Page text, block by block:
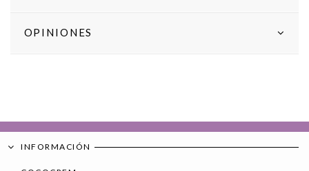
OPINIONES
INFORMACIÓN